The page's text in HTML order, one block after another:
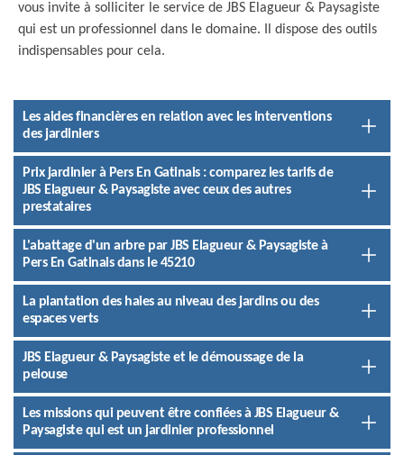
vous invite à solliciter le service de JBS Elagueur & Paysagiste
qui est un professionnel dans le domaine. Il dispose des outils
indispensables pour cela.
Les aides financières en relation avec les interventions
des jardiniers
Prix jardinier à Pers En Gatinais : comparez les tarifs de
JBS Elagueur & Paysagiste avec ceux des autres
prestataires
L'abattage d'un arbre par JBS Elagueur & Paysagiste à
Pers En Gatinais dans le 45210
La plantation des haies au niveau des jardins ou des
espaces verts
JBS Elagueur & Paysagiste et le démoussage de la
pelouse
Les missions qui peuvent être confiées à JBS Elagueur &
Paysagiste qui est un jardinier professionnel